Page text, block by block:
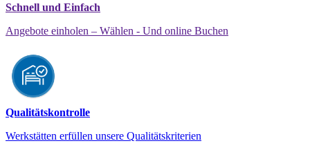
Schnell und Einfach
Angebote einholen – Wählen - Und online Buchen
Qualitätskontrolle
Werkstätten erfüllen unsere Qualitätskriterien